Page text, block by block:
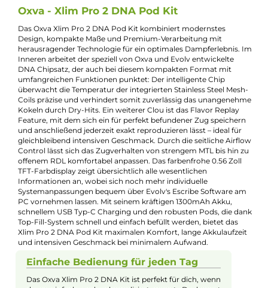
Akkuform:
Interner Akku
Bauform: Pod-System, Stick-Gerät
Display:
Eigenschaften:
Besonderes Display
, Chic & Modisch
Füllvolumen:
2ml
Geregelter Akkuträger:
Maximale Leistung:
30W
Zugverhalten:
Mouth-to-Lung, Restricted-Direct-Lung
Experte für dieses Produkt
Jannik Ittenbach
Produkt-Manager & Experte
Bei Fragen zu diesem Artikel kontaktieren Sie unseren
Experten schnell und einfach per E-Mail:
E-Mail senden